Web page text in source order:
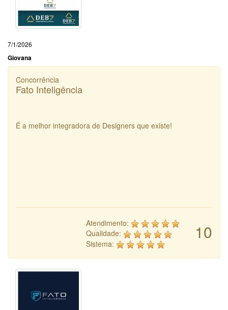
7/1/2026
Giovana
Concorrência
Fato Inteligência
É a melhor integradora de Designers que existe!
10
Atendimento:
Qualidade:
Sistema: